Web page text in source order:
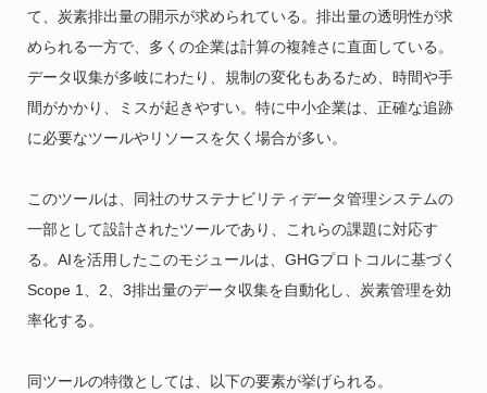
て、炭素排出量の開示が求められている。排出量の透明性が求
められる一方で、多くの企業は計算の複雑さに直面している。
データ収集が多岐にわたり、規制の変化もあるため、時間や手
間がかかり、ミスが起きやすい。特に中小企業は、正確な追跡
に必要なツールやリソースを欠く場合が多い。
このツールは、同社のサステナビリティデータ管理システムの
一部として設計されたツールであり、これらの課題に対応す
る。AIを活用したこのモジュールは、GHGプロトコルに基づく
Scope 1、2、3排出量のデータ収集を自動化し、炭素管理を効
率化する。
同ツールの特徴としては、以下の要素が挙げられる。